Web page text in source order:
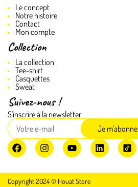
Le concept
Notre histoire
Contact
Mon compte
Collection
La collection
Tee-shirt
Casquettes
Sweat
Suivez-nous !
S'inscrire à la newsletter
Je m'abonne
Copyright 2024 © Houat Store